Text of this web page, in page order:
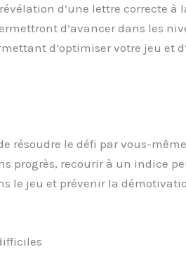
d’une lettre correcte à
d’avancer dans les
d’optimiser votre jeu et
résoudre le défi par vous-
progrès, recourir à un indice
le jeu et prévenir la